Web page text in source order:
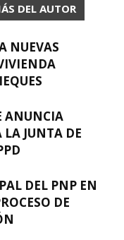
DEL AUTOR
NUEVAS
ANUNCIA
JUNTA DE
DEL PNP EN
DE